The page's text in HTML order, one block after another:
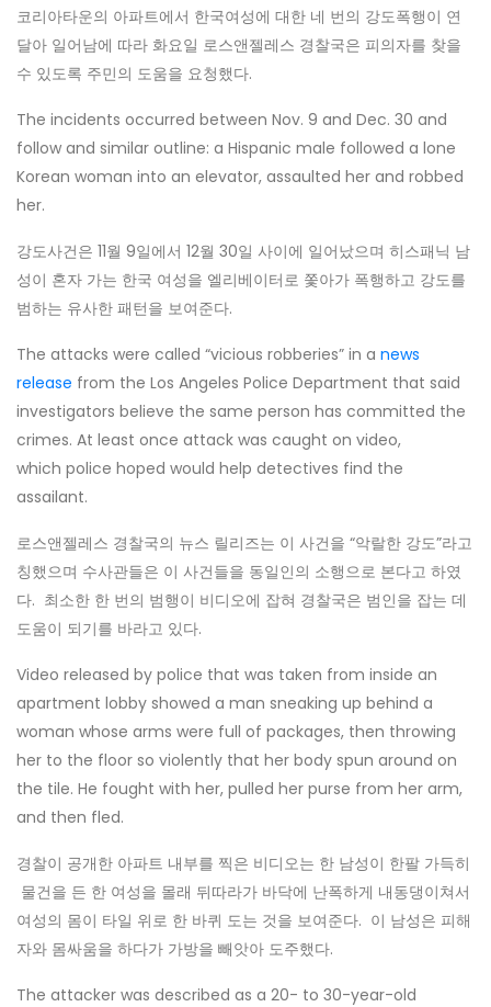
코리아타운의 아파트에서 한국여성에 대한 네 번의 강도폭행이 연
달아 일어남에 따라 화요일 로스앤젤레스 경찰국은 피의자를 찾을
수 있도록 주민의 도움을 요청했다.
The incidents occurred between Nov. 9 and Dec. 30 and
follow and similar outline: a Hispanic male followed a lone
Korean woman into an elevator, assaulted her and robbed
her.
강도사건은 11월 9일에서 12월 30일 사이에 일어났으며 히스패닉 남
성이 혼자 가는 한국 여성을 엘리베이터로 쫓아가 폭행하고 강도를
범하는 유사한 패턴을 보여준다.
The attacks were called “vicious robberies” in a news
release from the Los Angeles Police Department that said
investigators believe the same person has committed the
crimes. At least once attack was caught on video,
which police hoped would help detectives find the
assailant.
로스앤젤레스 경찰국의 뉴스 릴리즈는 이 사건을 “악랄한 강도”라고
칭했으며 수사관들은 이 사건들을 동일인의 소행으로 본다고 하였
다. 최소한 한 번의 범행이 비디오에 잡혀 경찰국은 범인을 잡는 데
도움이 되기를 바라고 있다.
Video released by police that was taken from inside an
apartment lobby showed a man sneaking up behind a
woman whose arms were full of packages, then throwing
her to the floor so violently that her body spun around on
the tile. He fought with her, pulled her purse from her arm,
and then fled.
경찰이 공개한 아파트 내부를 찍은 비디오는 한 남성이 한팔 가득히
물건을 든 한 여성을 몰래 뒤따라가 바닥에 난폭하게 내동댕이쳐서
여성의 몸이 타일 위로 한 바퀴 도는 것을 보여준다. 이 남성은 피해
자와 몸싸움을 하다가 가방을 빼앗아 도주했다.
The attacker was described as a 20- to 30-year-old